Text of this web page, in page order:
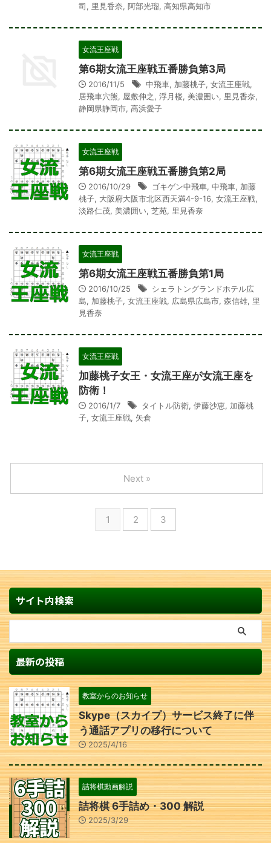
司, 里見香奈, 阿部光瑠, 高知県高知市
女流王座戦
第6期女流王座戦五番勝負第3局
2016/11/5 中飛車, 加藤桃子, 女流王座戦,
居飛車穴熊, 屋敷伸之, 浮月楼, 美濃囲い, 里見香奈,
静岡県静岡市, 高浜愛子
女流王座戦
第6期女流王座戦五番勝負第2局
2016/10/29 ゴキゲン中飛車, 中飛車, 加藤
桃子, 大阪府大阪市北区西天満4-9-16, 女流王座戦,
淡路仁茂, 美濃囲い, 芝苑, 里見香奈
女流王座戦
第6期女流王座戦五番勝負第1局
2016/10/25
シェラトングランドホテル広
島, 加藤桃子, 女流王座戦, 広島県広島市, 森信雄, 里
見香奈
女流王座戦
加藤桃子女王・女流王座が女流王座を
防衛！
2016/1/7 タイトル防衛, 伊藤沙恵, 加藤桃
子, 女流王座戦, 矢倉
1 2 3
Next »
サイト内検索
最新の投稿
教室からのお知らせ
Skype（スカイプ）サービス終了に伴
う通話アプリの移行について
2025/4/16
詰将棋動画解説
詰将棋 6手詰め・300 解説
2025/3/29